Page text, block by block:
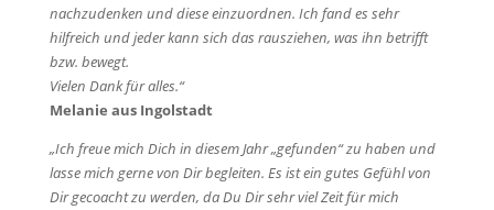
nachzudenken und diese einzuordnen. Ich fand es sehr
hilfreich und jeder kann sich das rausziehen, was ihn betrifft
bzw. bewegt.
Vielen Dank für alles.“
Melanie aus Ingolstadt
„Ich freue mich Dich in diesem Jahr „gefunden“ zu haben und
lasse mich gerne von Dir begleiten. Es ist ein gutes Gefühl von
Dir gecoacht zu werden, da Du Dir sehr viel Zeit für mich